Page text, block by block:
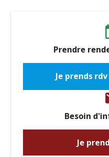
Prendre
Je prends
Besoin
Je